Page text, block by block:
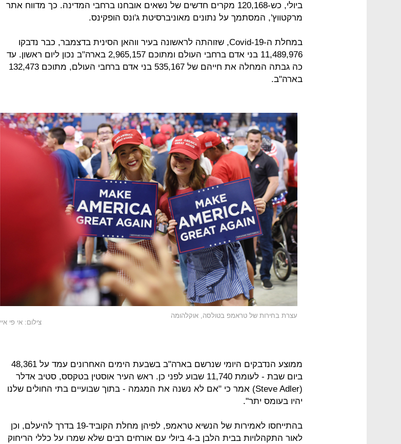
ביולי, כש-120,168 מקרים חדשים של נשאים אובחנו ברחבי המדינה. כך מדווח אתר
מרקטווץ', המסתמך על נתונים מאוניברסיטת ג'ונס הופקינס.
במחלת ה-Covid-19, שזוהתה לראשונה בעיר ווהאן הסינית בדצמבר, כבר נדבקו
11,489,976 בני אדם ברחבי העולם ומתוכם 2,965,157 בארה"ב נכון ליום ראשון. עד
כה גבתה המחלה את חייהם של 535,167 בני אדם ברחבי העולם, מתוכם 132,473
בארה"ב.
עצרת בחירות של טראמפ בטולסה, אוקלהומה
צילום: אי פי איי
ממוצע הנדבקים היומי שנרשם בארה"ב בשבעת הימים האחרונים עמד על 48,361
ביום שבת - לעומת 11,740 שבוע לפני כן. ראש העיר אוסטין בטקסס, סטיב אדלר
(Steve Adler) אמר כי "אם לא נשנה את המגמה - בתוך שבועיים בתי החולים שלנו
יהיו בעומס יתר".
בהתייחסו לאמירות של הנשיא טראמפ, לפיהן מחלת הקוביד-19 בדרך להיעלם, וכן
לאור התקהלויות בבית הלבן ב-4 ביולי עם אורחים רבים שלא שמרו על כללי הריחוק